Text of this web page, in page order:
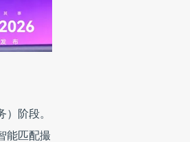
阶段。
能匹配撮